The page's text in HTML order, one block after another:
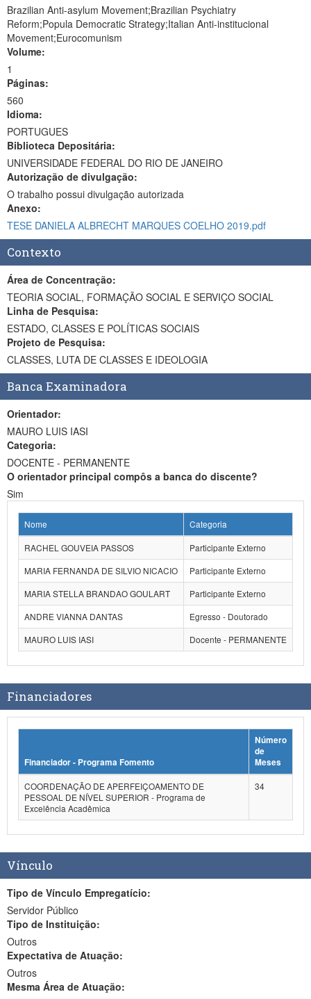
Brazilian Anti-asylum Movement;Brazilian Psychiatry
Reform;Popula Democratic Strategy;Italian Anti-institucional
Movement;Eurocomunism
Volume:
1
Páginas:
560
Idioma:
PORTUGUES
Biblioteca Depositária:
UNIVERSIDADE FEDERAL DO RIO DE JANEIRO
Autorização de divulgação:
O trabalho possui divulgação autorizada
Anexo:
TESE DANIELA ALBRECHT MARQUES COELHO 2019.pdf
Contexto
Área de Concentração:
TEORIA SOCIAL, FORMAÇÃO SOCIAL E SERVIÇO SOCIAL
Linha de Pesquisa:
ESTADO, CLASSES E POLÍTICAS SOCIAIS
Projeto de Pesquisa:
CLASSES, LUTA DE CLASSES E IDEOLOGIA
Banca Examinadora
Orientador:
MAURO LUIS IASI
Categoria:
DOCENTE - PERMANENTE
O orientador principal compôs a banca do discente?
Sim
Nome
Categoria
RACHEL GOUVEIA PASSOS
Participante Externo
MARIA FERNANDA DE SILVIO NICACIO
Participante Externo
MARIA STELLA BRANDAO GOULART
Participante Externo
ANDRE VIANNA DANTAS
Egresso - Doutorado
MAURO LUIS IASI
Docente - PERMANENTE
Financiadores
Financiador - Programa Fomento
Número
de
Meses
COORDENAÇÃO DE APERFEIÇOAMENTO DE
PESSOAL DE NÍVEL SUPERIOR - Programa de
Excelência Acadêmica
34
Vínculo
Tipo de Vínculo Empregatício:
Servidor Público
Tipo de Instituição:
Outros
Expectativa de Atuação:
Outros
Mesma Área de Atuação: